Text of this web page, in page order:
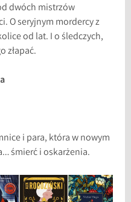
dwóch mistrzów
O seryjnym mordercy z
od lat. I o śledczych,
złapać.
i para, która w nowym
śmierć i oskarżenia.